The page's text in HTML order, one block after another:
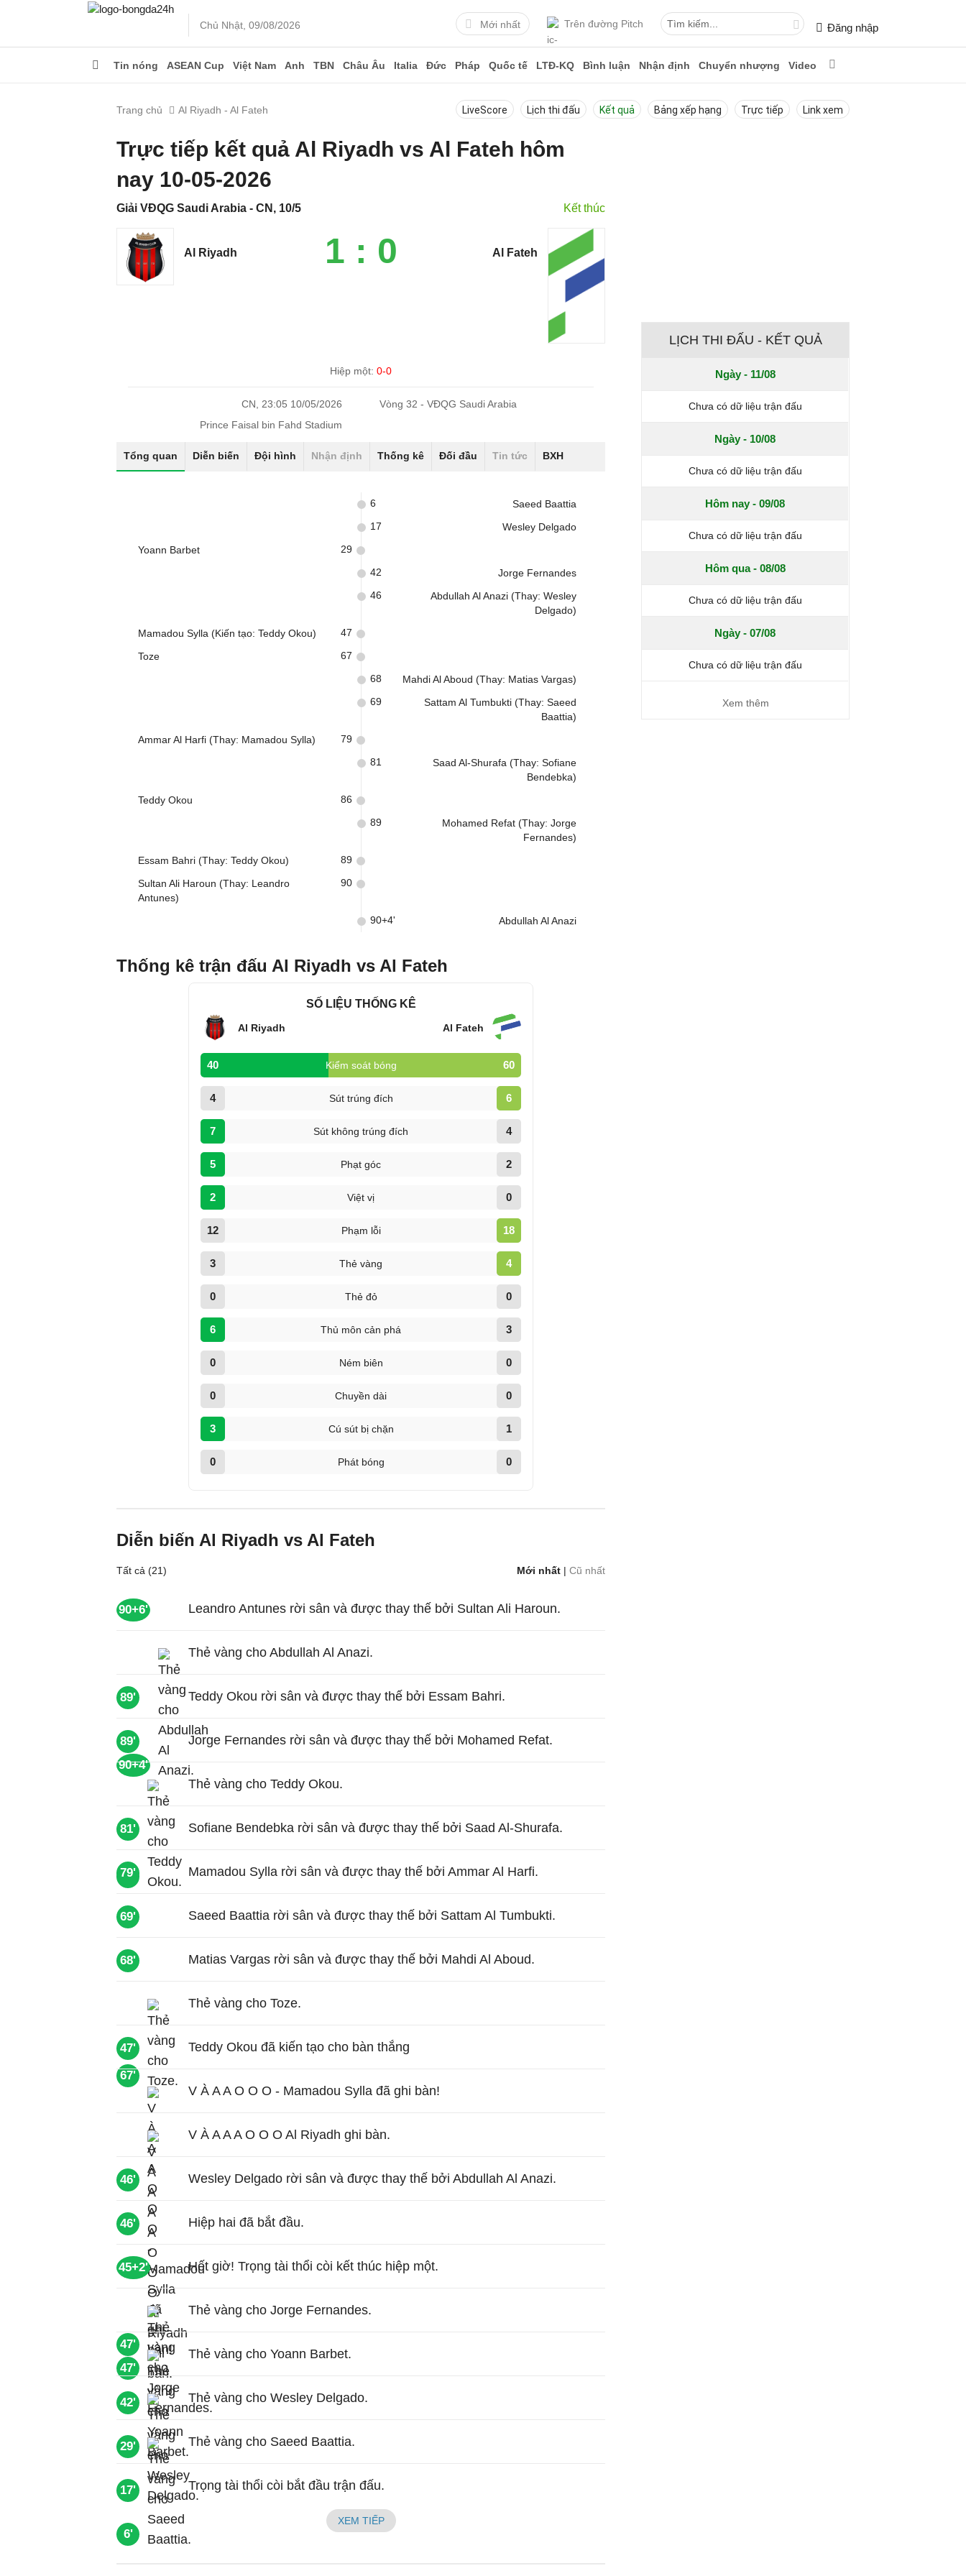
Chủ Nhật, 09/08/2026 Mới nhất Trên đường Pitch Đăng nhập
Tin nóng ASEAN Cup Việt Nam Anh TBN Châu Âu Italia Đức Pháp Quốc tế LTĐ-KQ Bình luận Nhận định Chuyển nhượng Video
Trang chủ Al Riyadh - Al Fateh LiveScore Lịch thi đấu Kết quả Bảng xếp hạng Trực tiếp Link xem
Trực tiếp kết quả Al Riyadh vs Al Fateh hôm
nay 10-05-2026
Giải VĐQG Saudi Arabia - CN, 10/5 Kết thúc
Al Riyadh 1 : 0 Al Fateh
Hiệp một:0-0
CN, 23:05 10/05/2026
Vòng 32 - VĐQG Saudi Arabia
Prince Faisal bin Fahd Stadium
Tổng quan Diễn biến Đội hình Nhận định Thống kê Đối đầu Tin tức BXH
Saeed Baattia
6
Wesley Delgado
17
Yoann Barbet 29
Jorge Fernandes
42
Abdullah Al Anazi (Thay: Wesley
Delgado)
46
Mamadou Sylla (Kiến tạo: Teddy Okou) 47
Toze 67
Mahdi Al Aboud (Thay: Matias Vargas)
68
Sattam Al Tumbukti (Thay: Saeed
Baattia)
69
Ammar Al Harfi (Thay: Mamadou Sylla) 79
Saad Al-Shurafa (Thay: Sofiane
Bendebka)
81
Teddy Okou 86
Mohamed Refat (Thay: Jorge
Fernandes)
89
Essam Bahri (Thay: Teddy Okou) 89
Sultan Ali Haroun (Thay: Leandro
Antunes)
90
Abdullah Al Anazi
90+4'
Thống kê trận đấu Al Riyadh vs Al Fateh
SỐ LIỆU THỐNG KÊ
Al Riyadh Al Fateh
40 Kiểm soát bóng 60
4 Sút trúng đích 6
7 Sút không trúng đích 4
5 Phạt góc 2
2 Việt vị 0
12 Phạm lỗi 18
3 Thẻ vàng 4
0 Thẻ đỏ 0
6 Thủ môn cản phá 3
0 Ném biên 0
0 Chuyền dài 0
3 Cú sút bị chặn 1
0 Phát bóng 0
Diễn biến Al Riyadh vs Al Fateh
Tất cả (21) Mới nhất |Cũ nhất
90+6' Leandro Antunes rời sân và được thay thế bởi Sultan Ali Haroun.
90+4'
Thẻ vàng cho Abdullah Al Anazi.
89' Teddy Okou rời sân và được thay thế bởi Essam Bahri.
89' Jorge Fernandes rời sân và được thay thế bởi Mohamed Refat.
86'
Thẻ vàng cho Teddy Okou.
81' Sofiane Bendebka rời sân và được thay thế bởi Saad Al-Shurafa.
79' Mamadou Sylla rời sân và được thay thế bởi Ammar Al Harfi.
69' Saeed Baattia rời sân và được thay thế bởi Sattam Al Tumbukti.
68' Matias Vargas rời sân và được thay thế bởi Mahdi Al Aboud.
67'
Thẻ vàng cho Toze.
47' Teddy Okou đã kiến tạo cho bàn thắng
47'
V À A A O O O - Mamadou Sylla đã ghi bàn!
47'
V À A A A O O O Al Riyadh ghi bàn.
46' Wesley Delgado rời sân và được thay thế bởi Abdullah Al Anazi.
46' Hiệp hai đã bắt đầu.
45+2' Hết giờ! Trọng tài thổi còi kết thúc hiệp một.
42'
Thẻ vàng cho Jorge Fernandes.
29'
Thẻ vàng cho Yoann Barbet.
17'
Thẻ vàng cho Wesley Delgado.
6'
Thẻ vàng cho Saeed Baattia.
Trọng tài thổi còi bắt đầu trận đấu.
XEM TIẾP
LỊCH THI ĐẤU - KẾT QUẢ
Ngày - 11/08
Chưa có dữ liệu trận đấu
Ngày - 10/08
Chưa có dữ liệu trận đấu
Hôm nay - 09/08
Chưa có dữ liệu trận đấu
Hôm qua - 08/08
Chưa có dữ liệu trận đấu
Ngày - 07/08
Chưa có dữ liệu trận đấu
Xem thêm